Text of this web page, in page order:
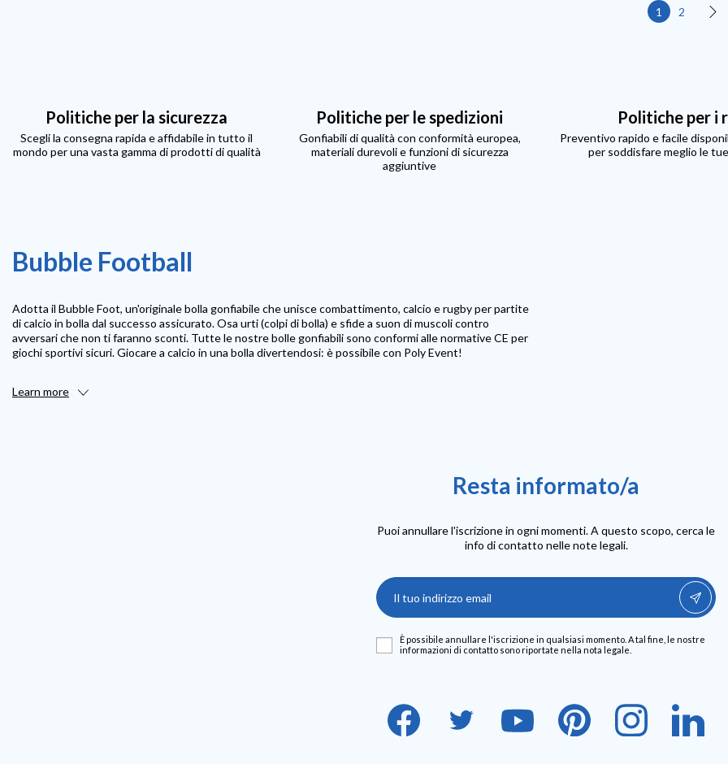
1 2
Resta informato/a
Puoi annullare l'iscrizione in ogni momenti. A questo scopo, cerca le
info di contatto nelle note legali.
È possibile annullare l'iscrizione in qualsiasi momento. A tal fine, le nostre
informazioni di contatto sono riportate nella nota legale.
Politiche per la sicurezza
Scegli la consegna rapida e affidabile in tutto il
mondo per una vasta gamma di prodotti di qualità
Politiche per le spedizioni
Gonfiabili di qualità con conformità europea,
materiali durevoli e funzioni di sicurezza
aggiuntive
Politiche per i
Preventivo rapido e facile
per soddisfare meglio le
Bubble Football
Adotta il Bubble Foot, un'originale bolla gonfiabile che unisce combattimento, calcio e rugby per partite
di calcio in bolla dal successo assicurato. Osa urti (colpi di bolla) e sfide a suon di muscoli contro
avversari che non ti faranno sconti. Tutte le nostre bolle gonfiabili sono conformi alle normative CE per
giochi sportivi sicuri. Giocare a calcio in una bolla divertendosi: è possibile con Poly Event!
Learn more